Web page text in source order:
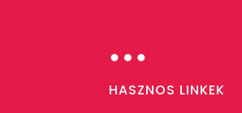
…
HASZNOS LINKEK